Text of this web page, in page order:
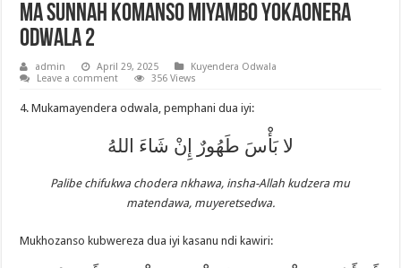
Ma Sunnah Komanso Miyambo Yokaonera
Odwala 2
admin April 29, 2025
Kuyendera Odwala
Leave a comment
356 Views
4. Mukamayendera odwala, pemphani dua iyi:
لا بَأْسَ طَهُورٌ إِنْ شَاءَ اللهُ
Palibe chifukwa chodera nkhawa, insha-Allah kudzera mu
matendawa, muyeretsedwa.
Mukhozanso kubwereza dua iyi kasanu ndi kawiri: